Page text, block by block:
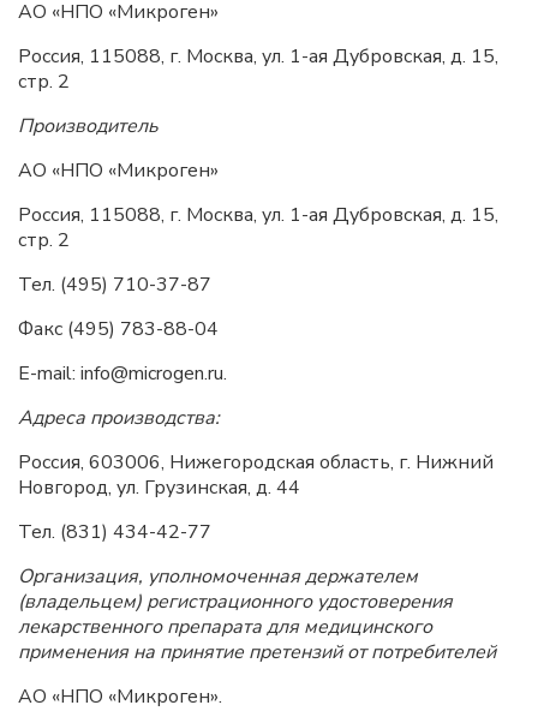
АО «НПО «Микроген»
Россия, 115088, г. Москва, ул. 1-ая Дубровская, д. 15,
стр. 2
Производитель
АО «НПО «Микроген»
Россия, 115088, г. Москва, ул. 1-ая Дубровская, д. 15,
стр. 2
Тел. (495) 710-37-87
Факс (495) 783-88-04
E-mail: info@microgen.ru.
Адреса производства:
Россия, 603006, Нижегородская область, г. Нижний
Новгород, ул. Грузинская, д. 44
Тел. (831) 434-42-77
Организация, уполномоченная держателем
(владельцем) регистрационного удостоверения
лекарственного препарата для медицинского
применения на принятие претензий от потребителей
АО «НПО «Микроген».